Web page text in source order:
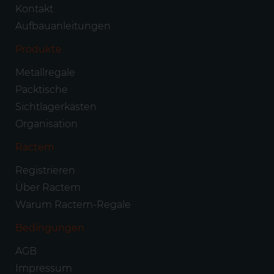
Kontakt
Aufbauanleitungen
Produkte
Metallregale
Packtische
Sichtlagerkästen
Organisation
Ractem
Registrieren
Über Ractem
Warum Ractem-Regale
Bedingungen
AGB
Impressum